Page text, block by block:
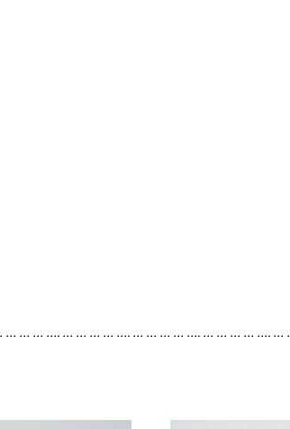
… … …. … … … … …. … … … … …. … … … … ….